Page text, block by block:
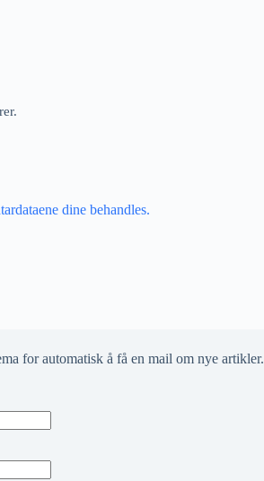
dine behandles.
for automatisk å få en mail om nye artikler.